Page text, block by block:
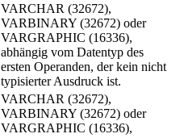
VARCHAR (32672),
VARBINARY (32672) oder
VARGRAPHIC (16336),
abhängig vom Datentyp des
ersten Operanden, der kein nicht
typisierterAusdruck ist.
VARCHAR (32672),
VARBINARY (32672) oder
VARGRAPHIC (16336),